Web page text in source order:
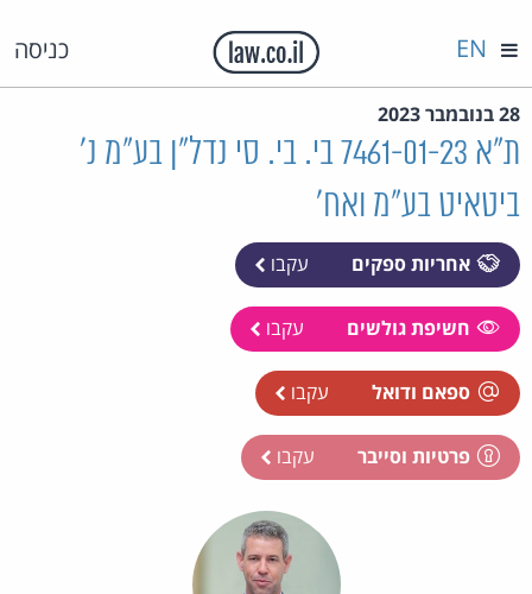
כניסה EN
28 בנובמבר 2023
ת"א 7461-01-23 בי. בי. סי נדל"ן בע"מ נ'
ביטאיט בע"מ ואח'
אחריות ספקים עקבו
חשיפת גולשים עקבו
ספאם ודואל עקבו
פרטיות וסייבר עקבו